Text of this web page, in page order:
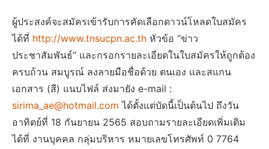
ผู้ประสงค์จะสมัครเข้ารับการคัดเลือกดาวน์โหลดใบสมัคร
ได้ที่ http://www.tnsucpn.ac.th หัวข้อ “ข่าว
ประชาสัมพันธ์” และกรอกรายละเอียดในใบสมัครให้ถูกต้อง
ครบถ้วน สมบูรณ์ ลงลายมือชื่อด้วย ตนเอง และสแกน
เอกสาร (สี) แนบไฟล์ ส่งมายัง e-mail :
sirima_ae@hotmail.com ได้ตั้งแต่บัดนี้เป็นต้นไป ถึงวัน
อาทิตย์ที่ 18 กันยายน 2565 สอบถามรายละเอียดเพิ่มเติม
ได้ที่ งานบุคคล กลุ่มบริหาร หมายเลขโทรศัพท์ 0 7764